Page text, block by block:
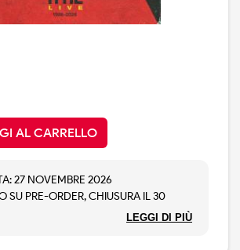
AL CARRELLO
27 NOVEMBRE 2026
SU PRE-ORDER, CHIUSURA IL 30
LEGGI DI PIÙ